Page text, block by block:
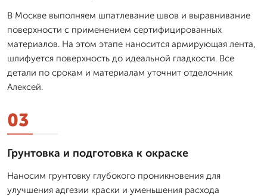
В Москве выполняем шпатлевание швов и выравнивание
поверхности с применением сертифицированных
материалов. На этом этапе наносится армирующая лента,
шлифуется поверхность до идеальной гладкости. Все
детали по срокам и материалам уточнит отделочник
Алексей.
03
Грунтовка и подготовка к окраске
Наносим грунтовку глубокого проникновения для
улучшения адгезии краски и уменьшения расхода